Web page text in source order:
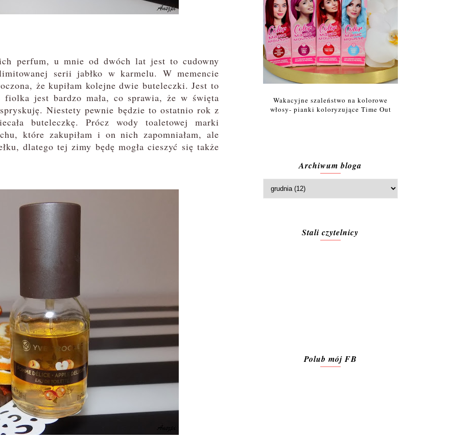
perfum, u mnie od dwóch lat jest to cudowny
serii jabłko w karmelu. W memencie
że kupiłam kolejne dwie buteleczki. Jest to
jest bardzo mała, co sprawia, że w święta
Niestety pewnie będzie to ostatnio rok z
buteleczkę. Prócz wody toaletowej marki
które zakupiłam i on nich zapomniałam, ale
dlatego tej zimy będę mogła cieszyć się także
Wakacyjne szaleństwo na kolorowe
włosy- pianki koloryzujące Time Out
Archiwum bloga
Stali czytelnicy
Polub mój FB